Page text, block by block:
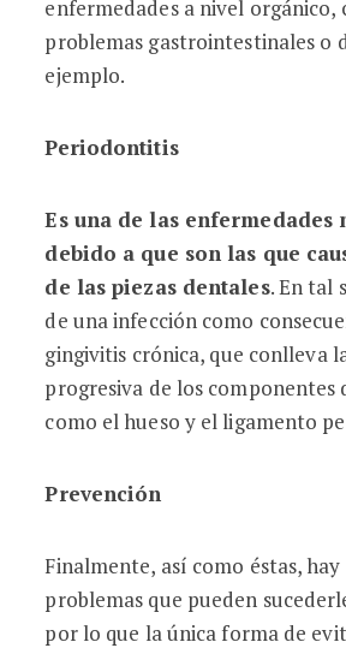
enfermedades a nivel orgánico,
problemas gastrointestinales o
ejemplo.
Periodontitis
Es una de las enfermedades
debido a que son las que
de las piezas dentales. En tal
de una infección como
gingivitis crónica, que conlleva
progresiva de los componentes
como el hueso y el ligamento
Prevención
Finalmente, así como éstas,
problemas que pueden
por lo que la única forma de